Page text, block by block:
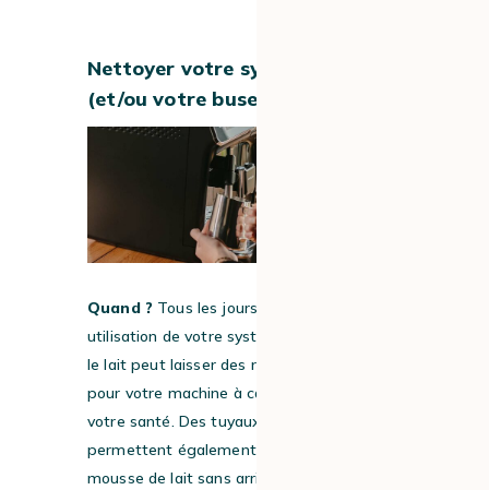
Nettoyer votre système lacté
(et/ou votre buse vapeur)
Quand ? Tous les jours et/ou à chaque
utilisation de votre système lacté. En effet,
le lait peut laisser des résidus néfastes
pour votre machine à café à grain et pour
votre santé. Des tuyaux propres
permettent également de garantir une
mousse de lait sans arrière-goût et avec